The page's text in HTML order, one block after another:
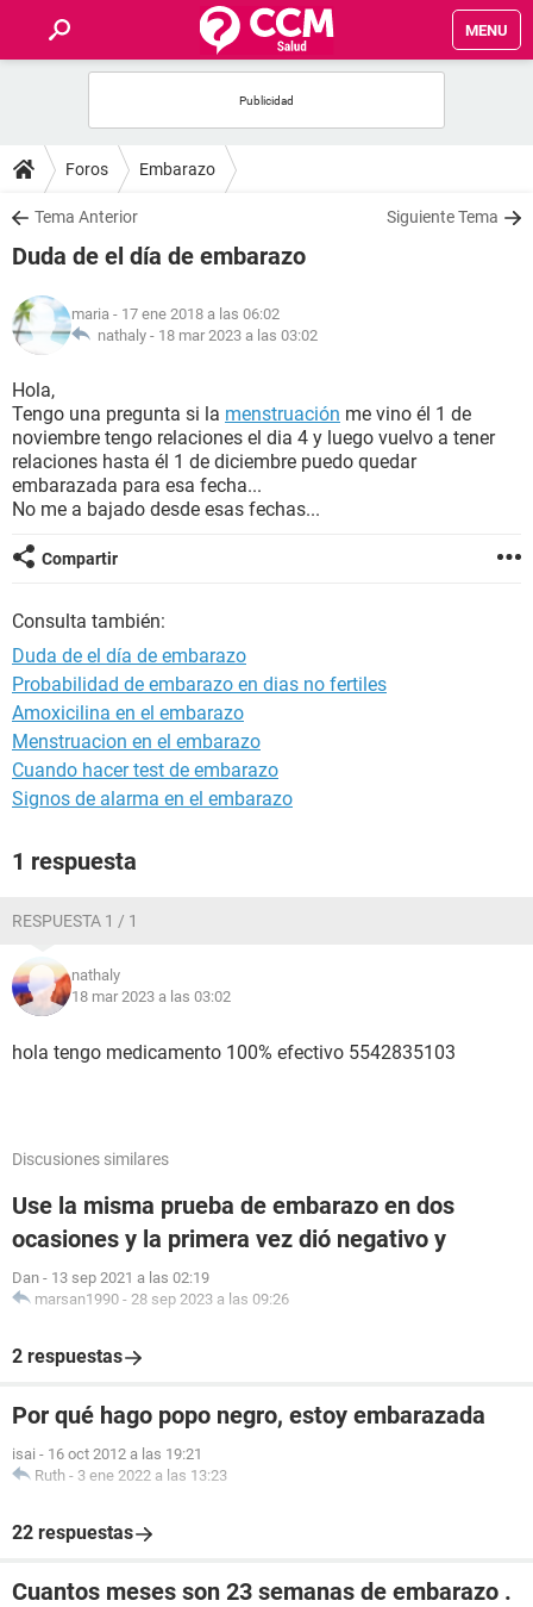
MENU
FOROS
SALUD
NUTRICIÓN
BIENESTAR
SEXUALIDAD
GLOSARIO
Foros Embarazo
Tema Anterior Siguiente Tema
Duda de el día de embarazo
maria - 17 ene 2018 a las 06:02
nathaly - 18 mar 2023 a las 03:02
Hola,
Tengo una pregunta si la menstruación me vino él 1 de
noviembre tengo relaciones el dia 4 y luego vuelvo a tener
relaciones hasta él 1 de diciembre puedo quedar
embarazada para esa fecha...
No me a bajado desde esas fechas...
Compartir
Consulta también:
Duda de el día de embarazo
Probabilidad de embarazo en dias no fertiles
Amoxicilina en el embarazo
Menstruacion en el embarazo
Cuando hacer test de embarazo
Signos de alarma en el embarazo
1 respuesta
RESPUESTA 1 / 1
nathaly
18 mar 2023 a las 03:02
hola tengo medicamento 100% efectivo 5542835103
Discusiones similares
Use la misma prueba de embarazo en dos
ocasiones y la primera vez dió negativo y
Dan - 13 sep 2021 a las 02:19
marsan1990 - 28 sep 2023 a las 09:26
2 respuestas
Por qué hago popo negro, estoy embarazada
isai - 16 oct 2012 a las 19:21
Ruth - 3 ene 2022 a las 13:23
22 respuestas
Cuantos meses son 23 semanas de embarazo .